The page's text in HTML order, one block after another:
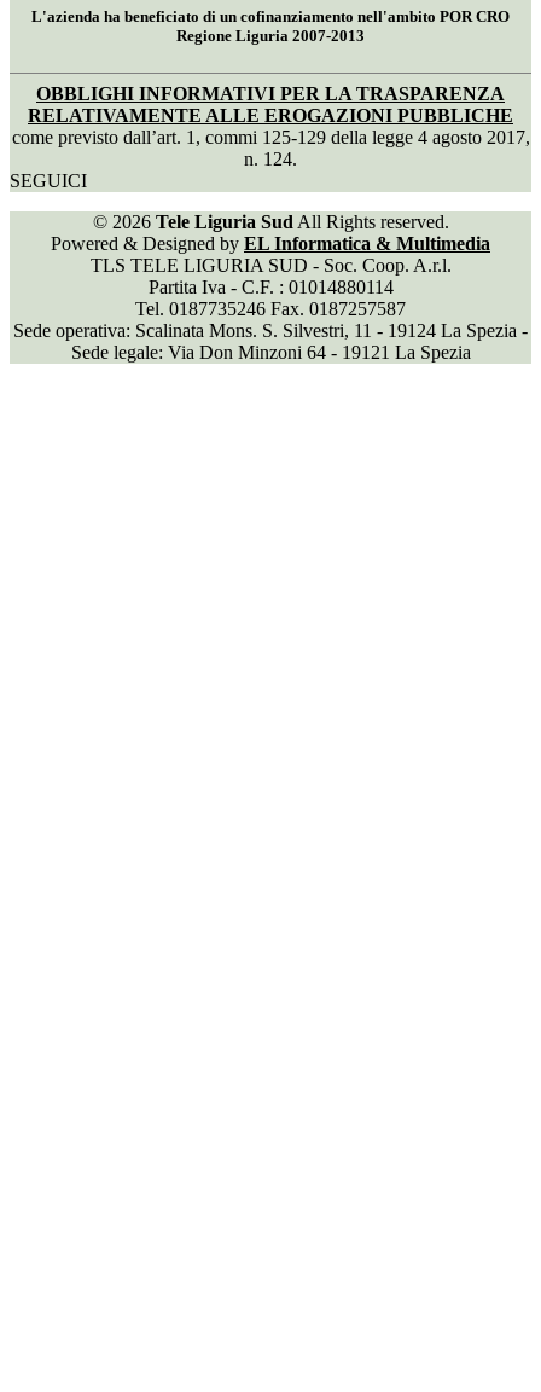
L'azienda ha beneficiato di un cofinanziamento nell'ambito POR CRO
Regione Liguria 2007-2013
OBBLIGHI INFORMATIVI PER LA TRASPARENZA
RELATIVAMENTE ALLE EROGAZIONI PUBBLICHE
come previsto dall’art. 1, commi 125-129 della legge 4 agosto 2017,
n. 124.
SEGUICI
© 2026 Tele Liguria Sud All Rights reserved.
Powered & Designed by EL Informatica & Multimedia
TLS TELE LIGURIA SUD - Soc. Coop. A.r.l.
Partita Iva - C.F. : 01014880114
Tel. 0187735246 Fax. 0187257587
Sede operativa: Scalinata Mons. S. Silvestri, 11 - 19124 La Spezia -
Sede legale: Via Don Minzoni 64 - 19121 La Spezia